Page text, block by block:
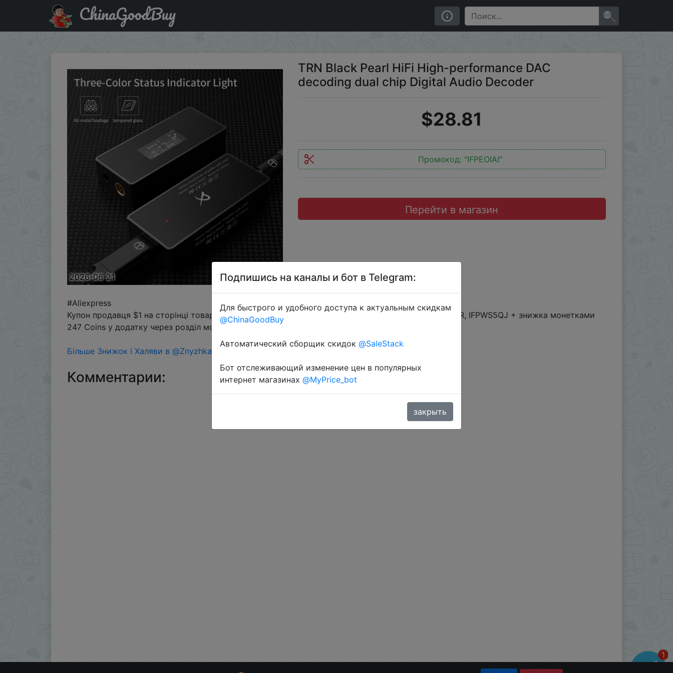
Код на скидку :IFPEOIAI TRN Black Pearl HiFi High-performance DAC decoding dual chip Digital Audio Decoder
ChinaGoodBuy
2026-06-21
TRN Black Pearl HiFi High-performance DAC
decoding dual chip Digital Audio Decoder
$28.81
Промокод: "IFPEOIAI"
Перейти в магазин
#Aliexpress
Купон продавця $1 на сторінці товару + промокод $3/$29 (10.34%) → IFPEOIAI, IFPYRQOU, IFPQI5CR, IFPWS5QJ + знижка монетками
247 Coins у додатку через розділ монет.
Більше Знижок і Халяви в @ZnyzhkaUA
Комментарии:
Подпишись на каналы и бот в Telegram:
Для быстрого и удобного доступа к актуальным скидкам
@ChinaGoodBuy
Автоматический сборщик скидок @SaleStack
Бот отслеживающий изменение цен в популярных
интернет магазинах @MyPrice_bot
закрыть